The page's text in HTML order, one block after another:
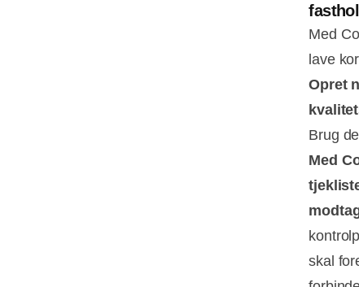
Med
lave
Opret
Brug
Med
skal